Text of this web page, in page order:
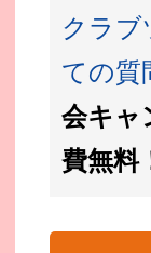
クラブ
ての質
会キャ
費無料